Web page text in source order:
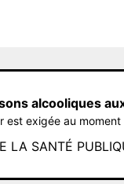
alcooliques
est exigée au
LA SANTÉ